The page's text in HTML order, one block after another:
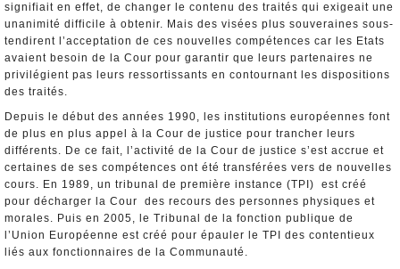
signifiait en effet, de changer le contenu des traités qui exigeait une
unanimité difficile à obtenir. Mais des visées plus souveraines sous-
tendirent l’acceptation de ces nouvelles compétences car les Etats
avaient besoin de la Cour pour garantir que leurs partenaires ne
privilégient pas leurs ressortissants en contournant les dispositions
des traités.
Depuis le début des années 1990, les institutions européennes font
de plus en plus appel à la Cour de justice pour trancher leurs
différents. De ce fait, l’activité de la Cour de justice s’est accrue et
certaines de ses compétences ont été transférées vers de nouvelles
cours. En 1989, un tribunal de première instance (TPI) est créé
pour décharger la Cour des recours des personnes physiques et
morales. Puis en 2005, le Tribunal de la fonction publique de
l’Union Européenne est créé pour épauler le TPI des contentieux
liés aux fonctionnaires de la Communauté.